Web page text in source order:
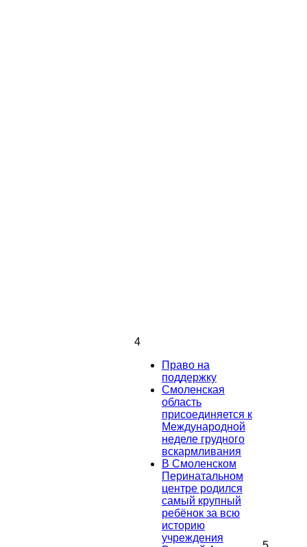
4
Право на
поддержку
Смоленская
область
присоединяется к
Международной
неделе грудного
вскармливания
В Смоленском
Перинатальном
центре родился
самый крупный
ребёнок за всю
историю
учреждения